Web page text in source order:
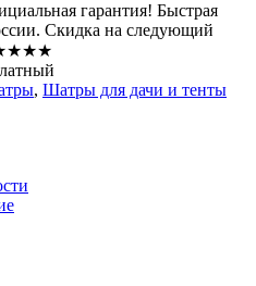
гарантия! Быстрая
Скидка на следующий
, Шатры для дачи и тенты